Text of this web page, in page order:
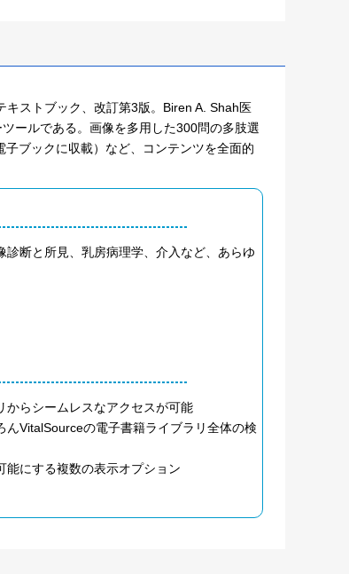
ストブック、改訂第3版。Biren A. Shah医
ールである。画像を多用した300問の多肢選
ブックに収載）など、コンテンツを全面的
断と所見、乳房病理学、介入など、あらゆ
からシームレスなアクセスが可能
VitalSourceの電子書籍ライブラリ全体の検
能にする複数の表示オプション